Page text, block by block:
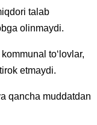
talab
olinmaydi.
to‘lovlar,
etmaydi.
qancha muddatdan